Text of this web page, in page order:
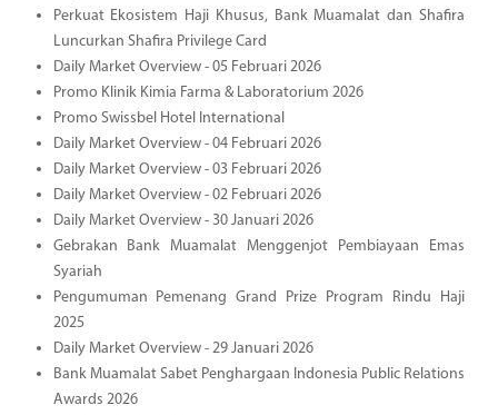
Perkuat Ekosistem Haji Khusus, Bank Muamalat dan Shafira
Luncurkan Shafira Privilege Card
Daily Market Overview - 05 Februari 2026
Promo Klinik Kimia Farma & Laboratorium 2026
Promo Swissbel Hotel International
Daily Market Overview - 04 Februari 2026
Daily Market Overview - 03 Februari 2026
Daily Market Overview - 02 Februari 2026
Daily Market Overview - 30 Januari 2026
Gebrakan Bank Muamalat Menggenjot Pembiayaan Emas
Syariah
Pengumuman Pemenang Grand Prize Program Rindu Haji
2025
Daily Market Overview - 29 Januari 2026
Bank Muamalat Sabet Penghargaan Indonesia Public Relations
Awards 2026